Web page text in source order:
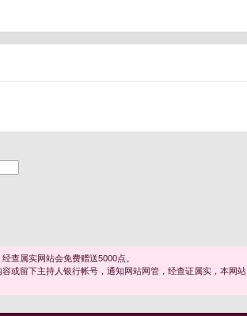
查属实网站会免费赠送5000点。
或留下主持人银行帐号，通知网站网管，经查证属实，本网站